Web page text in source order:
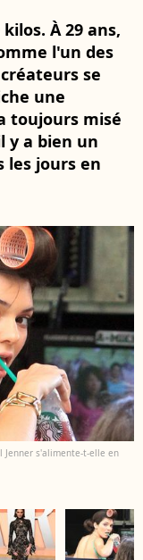
À 29 ans,
l'un des
se
une
toujours misé
y a bien un
les jours en
Jenner s'alimente-t-elle en